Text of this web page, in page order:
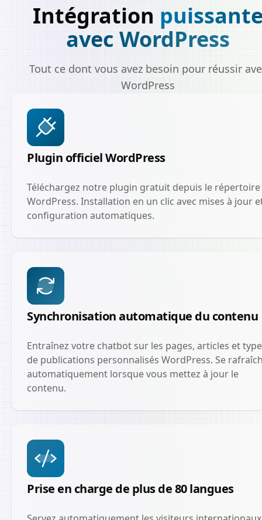
Intégration
avec WordPress
Tout ce dont vous avez besoin pour réussir
WordPress
Plugin officiel WordPress
Téléchargez notre plugin gratuit depuis le répertoire
WordPress. Installation en un clic avec mises à jour
configuration automatiques.
Synchronisation automatique du contenu
Entraînez votre chatbot sur les pages, articles et
de publications personnalisés WordPress. Se
automatiquement lorsque vous mettez à jour le
contenu.
Prise en charge de plus de 80 langues